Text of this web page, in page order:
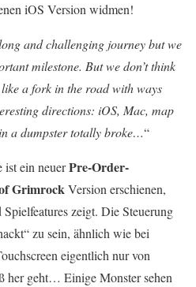
iOS Version widmen!
and challenging journey but we
milestone. But we don’t think
a fork in the road with ways
directions: iOS, Mac, map
a dumpster totally broke…“
ist ein neuerPre-Order-
GrimrockVersion erschienen,
zeigt. Die Steuerung
zu sein, ähnlich wie bei
eigentlich nur von
her geht… Einige Monster sehen